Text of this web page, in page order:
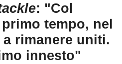
: "Col
tempo, nel
rimanere uniti.
innesto"